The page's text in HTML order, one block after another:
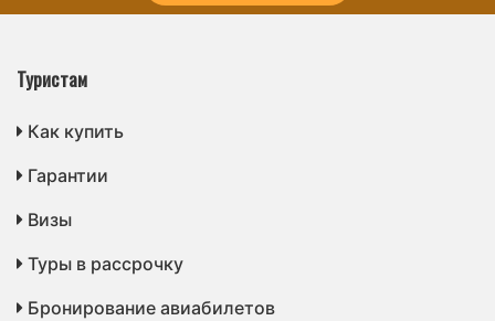
Туристам
Как купить
Гарантии
Визы
Туры в рассрочку
Бронирование авиабилетов